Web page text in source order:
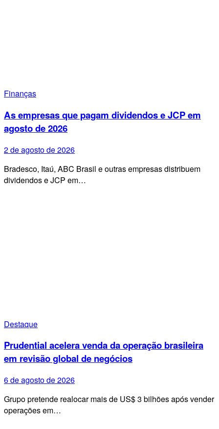
Finanças
As empresas que pagam dividendos e JCP em
agosto de 2026
2 de agosto de 2026
Bradesco, Itaú, ABC Brasil e outras empresas distribuem
dividendos e JCP em…
Destaque
Prudential acelera venda da operação brasileira
em revisão global de negócios
6 de agosto de 2026
Grupo pretende realocar mais de US$ 3 bilhões após vender
operações em…